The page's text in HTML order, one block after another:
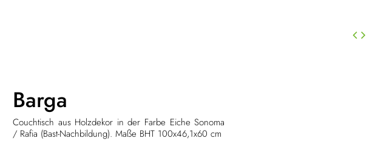
Barga
Couchtisch aus Holzdekor in der Farbe Eiche Sonoma
/ Rafia (Bast-Nachbildung). Maße BHT 100x46,1x60 cm